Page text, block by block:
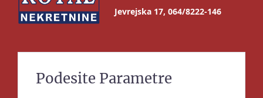
Jevrejska 17, 064/8222-146
Podesite Parametre